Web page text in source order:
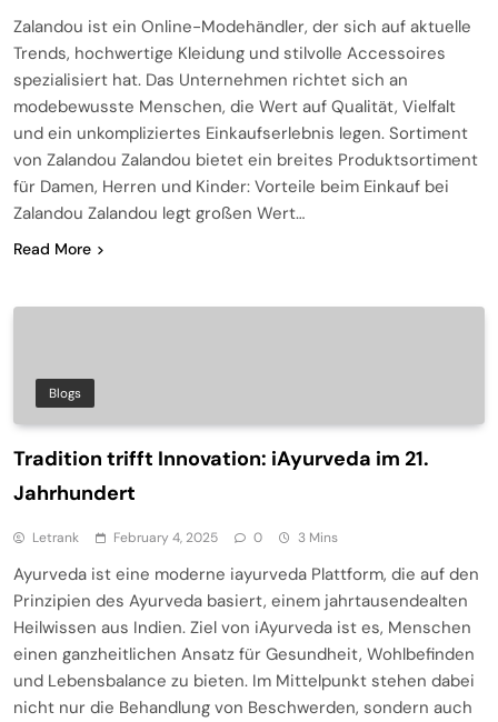
Zalandou ist ein Online-Modehändler, der sich auf aktuelle
Trends, hochwertige Kleidung und stilvolle Accessoires
spezialisiert hat. Das Unternehmen richtet sich an
modebewusste Menschen, die Wert auf Qualität, Vielfalt
und ein unkompliziertes Einkaufserlebnis legen. Sortiment
von Zalandou Zalandou bietet ein breites Produktsortiment
für Damen, Herren und Kinder: Vorteile beim Einkauf bei
Zalandou Zalandou legt großen Wert…
Read More
Blogs
Tradition trifft Innovation: iAyurveda im 21.
Jahrhundert
Letrank February 4, 2025 0 3 Mins
Ayurveda ist eine moderne iayurveda Plattform, die auf den
Prinzipien des Ayurveda basiert, einem jahrtausendealten
Heilwissen aus Indien. Ziel von iAyurveda ist es, Menschen
einen ganzheitlichen Ansatz für Gesundheit, Wohlbefinden
und Lebensbalance zu bieten. Im Mittelpunkt stehen dabei
nicht nur die Behandlung von Beschwerden, sondern auch